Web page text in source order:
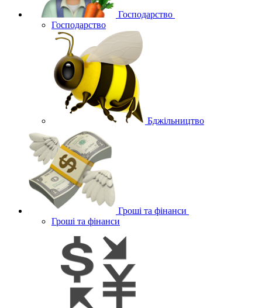
Господарство
Господарство
Бджільництво
Гроші та фінанси
Гроші та фінанси